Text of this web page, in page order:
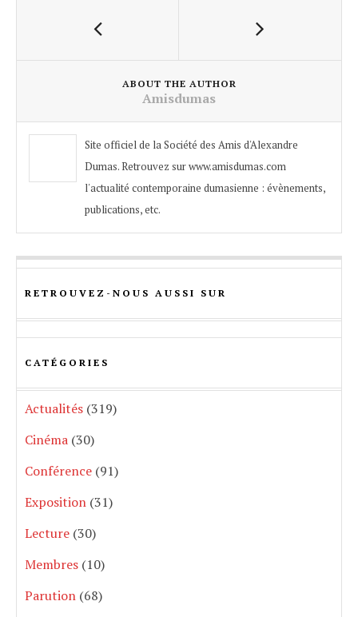
ABOUT THE AUTHOR
Amisdumas
Site officiel de la Société des Amis d'Alexandre
Dumas. Retrouvez sur www.amisdumas.com
l'actualité contemporaine dumasienne : évènements,
publications, etc.
RETROUVEZ-NOUS AUSSI SUR
CATÉGORIES
Actualités (319)
Cinéma (30)
Conférence (91)
Exposition (31)
Lecture (30)
Membres (10)
Parution (68)